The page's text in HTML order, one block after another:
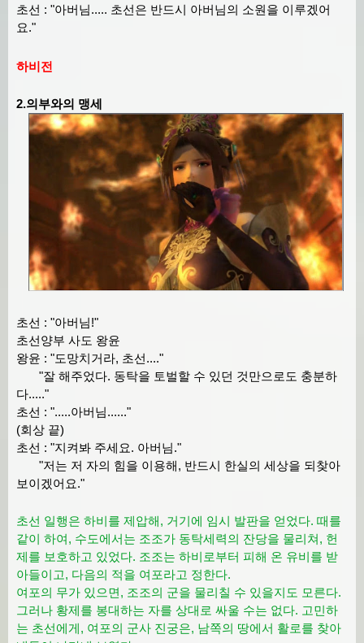
초선 : "아버님..... 초선은 반드시 아버님의 소원을 이루겠어
요."
하비전
2.의부와의 맹세
초선 : "아버님!"
초선양부 사도 왕윤
왕윤 : "도망치거라, 초선...."
"잘 해주었다. 동탁을 토벌할 수 있던 것만으로도 충분하
다....."
초선 : ".....아버님......"
(회상 끝)
초선 : "지켜봐 주세요. 아버님."
"저는 저 자의 힘을 이용해, 반드시 한실의 세상을 되찾아
보이겠어요."
초선 일행은 하비를 제압해, 거기에 임시 발판을 얻었다. 때를
같이 하여, 수도에서는 조조가 동탁세력의 잔당을 물리쳐, 헌
제를 보호하고 있었다. 조조는 하비로부터 피해 온 유비를 받
아들이고, 다음의 적을 여포라고 정한다.
여포의 무가 있으면, 조조의 군을 물리칠 수 있을지도 모른다.
그러나 황제를 봉대하는 자를 상대로 싸울 수는 없다. 고민하
는 초선에게, 여포의 군사 진궁은, 남쪽의 땅에서 활로를 찾아